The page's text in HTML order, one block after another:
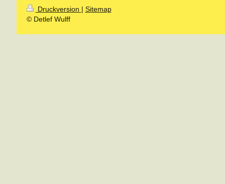
Druckversion | Sitemap
© Detlef Wulff